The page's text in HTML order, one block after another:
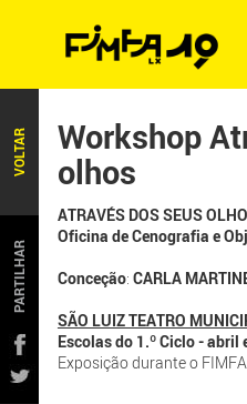
VOLTAR
PARTILHAR
Workshop
olhos
ATRAVÉS DOS SEUS
Oficina de Cenografia e
Conceção: CARLA
SÃO LUIZ TEATRO
Escolas do 1.º Ciclo - abril
Exposição durante o